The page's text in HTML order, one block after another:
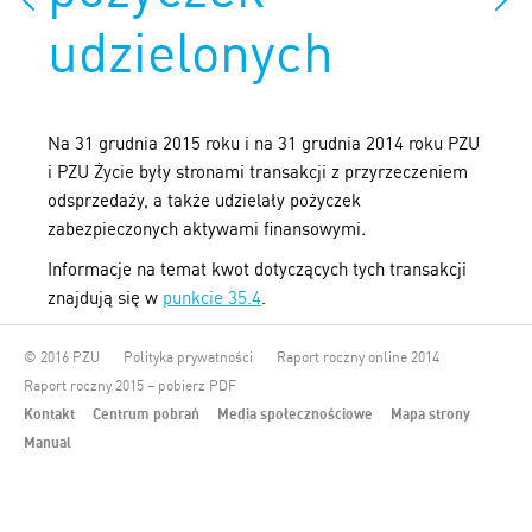
udzielonych
Na 31 grudnia 2015 roku i na 31 grudnia 2014 roku PZU
i PZU Życie były stronami transakcji z przyrzeczeniem
odsprzedaży, a także udzielały pożyczek
zabezpieczonych aktywami finansowymi.
Informacje na temat kwot dotyczących tych transakcji
znajdują się w punkcie 35.4.
© 2016 PZU Polityka prywatności
Raport roczny online 2014
Raport roczny 2015 – pobierz PDF
Kontakt
Centrum pobrań Media społecznościowe
Mapa strony
Manual